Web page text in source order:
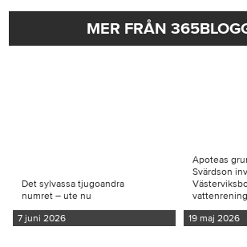
MER FRÅN
Det sylvassa tjugoandra
numret – ute nu
7 juni 2026
Apoteas
Svärdson
vattenrening
19 maj 2026